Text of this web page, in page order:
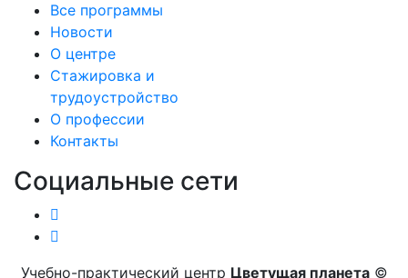
Все программы
Новости
О центре
Стажировка и
трудоустройство
О профессии
Контакты
Социальные сети
Учебно-практический центр Цветущая планета©